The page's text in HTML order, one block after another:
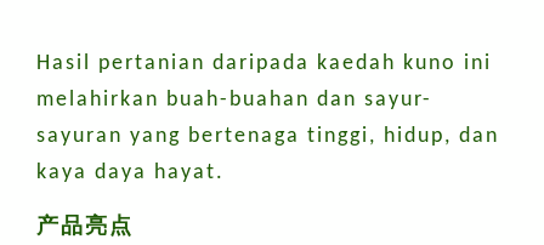
Hasil pertanian daripada kaedah kuno ini
melahirkan buah-buahan dan sayur-
sayuran yang bertenaga tinggi, hidup, dan
kaya daya hayat.
产品亮点